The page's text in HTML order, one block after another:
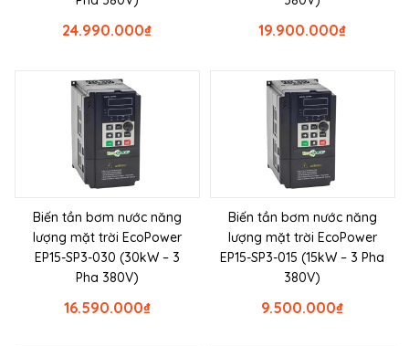
₫
24.990.000 ₫
19.900.000
Biến tần bơm nước năng
lượng mặt trời EcoPower
EP15-SP3-030 (30kW – 3
Pha 380V)
₫
16.590.000
Biến tần bơm nước năng
lượng mặt trời EcoPower
EP15-SP3-015 (15kW – 3 Pha
380V)
₫
9.500.000